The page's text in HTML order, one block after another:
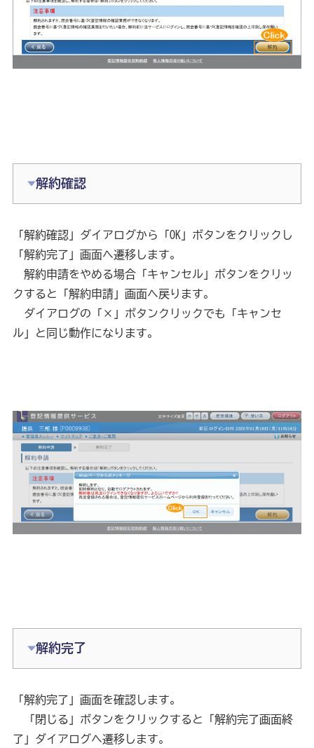
解約確認
「解約確認」ダイアログから「OK」ボタンをクリックし
「解約完了」画面へ遷移します。
解約申請をやめる場合「キャンセル」ボタンをクリッ
クすると「解約申請」画面へ戻ります。
ダイアログの「×」ボタンクリックでも「キャンセ
ル」と同じ動作になります。
解約完了
「解約完了」画面を確認します。
「閉じる」ボタンをクリックすると「解約完了画面終
了」ダイアログへ遷移します。